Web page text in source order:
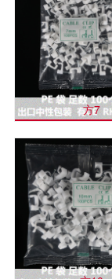
方7